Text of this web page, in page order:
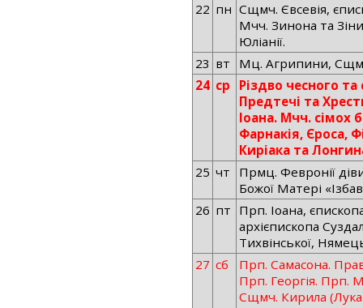
22 пн Сщмч. Євсевія,
Мчч. Зинона та
Юліанії.
23 вт
Мц. Агрипини,
24 ср
Різдво чесного
Предтечі та
Іоана. Мчч. сімох
Фарнакія, Єроса,
Киріака та
25 чт
Прмц. Февронії
Божої Матері
26 пт Прп. Іоана,
архієпископа
Тихвінської,
27 сб
Прп. Самасона.
Прп. Георгія. Прп.
Сщмч. Кирила